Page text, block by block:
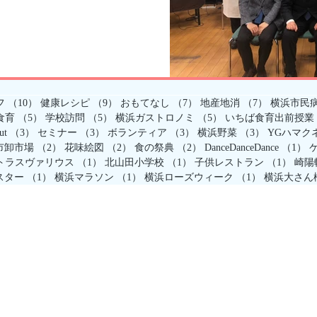
（10） 10件の記事
健康レシピ （9） 9件の記事
おもてなし （7） 7件の記事
地産地消 （7） 7件の記事
横浜市民
育 （5） 5件の記事
学校訪問 （5） 5件の記事
横浜ガストロノミ （5） 5件の記事
いちば食育出前授業
事 （3） 3件の記事
セミナー （3） 3件の記事
ボランティア （3） 3件の記事
横浜野菜 （3） 3件の記事
YGハマク
事
卸市場 （2） 2件の記事
花味絵図 （2） 2件の記事
食の祭典 （2） 2件の記事
DanceDanceDance （1） 1
記事
ラスヴァリウス （1） 1件の記事
北山田小学校 （1） 1件の記事
子供レストラン （1） 1件
崎陽
ター
（1） 1件の記事
横浜マラソン （1） 1件の記事
横浜ローズウィーク （1） 1件の記事
横浜大さん